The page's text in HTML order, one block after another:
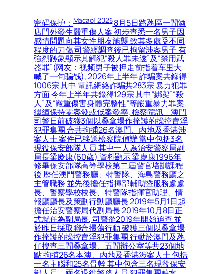
密码保护：Macao! 20268月5日路氹區一間酒
店門外發生嚴重傷人案 初步查悉一名男子因
感情問題向其女性朋友施襲 致其多處受不同
程度的刀傷 司警經調查後已拘留涉案男子 有
強烈跡象顯示其觸犯“殺人罪未遂”及“禁用武
器罪”(网友：视频男子被押走前指着车里大
喊了一句骗钱), 2026年上半年 詐騙案共錄得
1006宗 其中 電訊網絡詐騙共283宗 暴力犯罪
方面 今年上半年共錄得129宗 其中“綁架”“殺
人”及“嚴重傷害身體完整性”等嚴重暴力罪案
繼續保持零案發或低案發率, 檢察院訊：澳門
司警日前破獲3個以桑拿場作掩護的操控賣淫
犯罪集團 合共拘捕26名澳門、內地及香港涉
案人士 案件已移送檢察院偵辦 當中包括3名
現役保安部隊人員 其中一人為治安警察局副
局長梁慶康(60歲) 資料顯示 梁慶康1996年
修畢保安部隊高等學校第二屆警官培訓課程
後 歷任澳門警務廳、特警隊、海島警務廳之
主管職務 並先後擔任指揮部輔助暨服務處處
長、警察學校校長、特警隊指揮官助理、情
報廳廳長及策劃行動廳廳長 2019年5月1日起
擔任治安警察局代副局長 2019年10月8日正
式就任為副局長, 司警從2019年開始追查 並
於昨日採取聯合掃蕩行動 破獲三個以桑拿場
作掩護的操控賣淫犯罪集團 行動於澳門及氹
仔搜查三間桑拿場、五間辦公室等共23個地
點 拘捕26名本澳、內地及香港涉案人士 包括
一名主腦和25名骨幹 其中包含三名現役保安